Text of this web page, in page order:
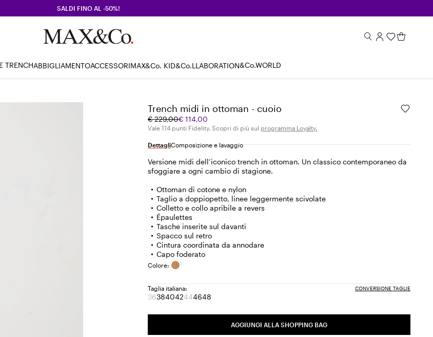
SALDI FINO AL -50%!
TRENCHABBIGLIAMENTOACCESSORIMAX&Co. KID&Co.LLABORATION&Co.WORLD
Trench midi in ottoman - cuoio
€ 229,00€ 114,00
Prezzo
originale
229,00
Prezzo
corrente
114,00
Vale 114 punti Fidelity. Scopri di più sul programma Loyalty.
DettagliComposizione e lavaggio
Versione midi dell’iconico trench in ottoman. Un classico contemporaneo da
sfoggiare a ogni cambio di stagione.
Ottoman di cotone e nylon
Taglio a doppiopetto, linee leggermente scivolate
Colletto e collo apribile a revers
Épaulettes
Tasche inserite sul davanti
Spacco sul retro
Cintura coordinata da annodare
Capo foderato
Colore:
Taglia italiana: CONVERSIONE TAGLIE
36Taglia:
38Taglia:
40Taglia:
42Taglia:
44Taglia:
46Taglia:
48Taglia:
AGGIUNGI ALLA SHOPPING BAG